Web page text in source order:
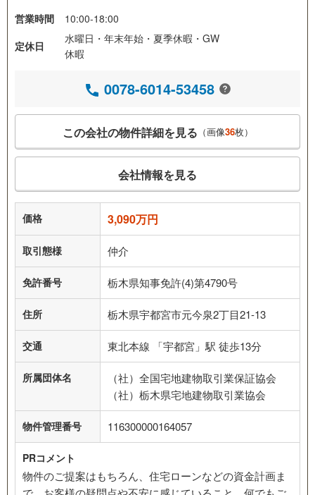
営業時間
10:00-18:00
定休日
水曜日・年末年始・夏季休暇・GW
休暇
0078-6014-53458
この会社の物件詳細を見る （画像36枚）
会社情報を見る
価格 3,090万円
取引態様 仲介
免許番号 栃木県知事免許(4)第4790号
住所 栃木県宇都宮市元今泉2丁目21-13
交通 東北本線 「宇都宮」駅 徒歩13分
所属団体名
（社）全国宅地建物取引業保証協会
（社）栃木県宅地建物取引業協会
物件管理番号 116300000164057
PRコメント
物件のご提案はもちろん、住宅ローンなどの資金計画ま